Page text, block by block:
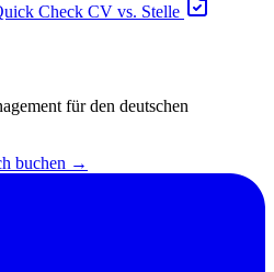
Check CV vs. Stelle
für den deutschen
buchen →